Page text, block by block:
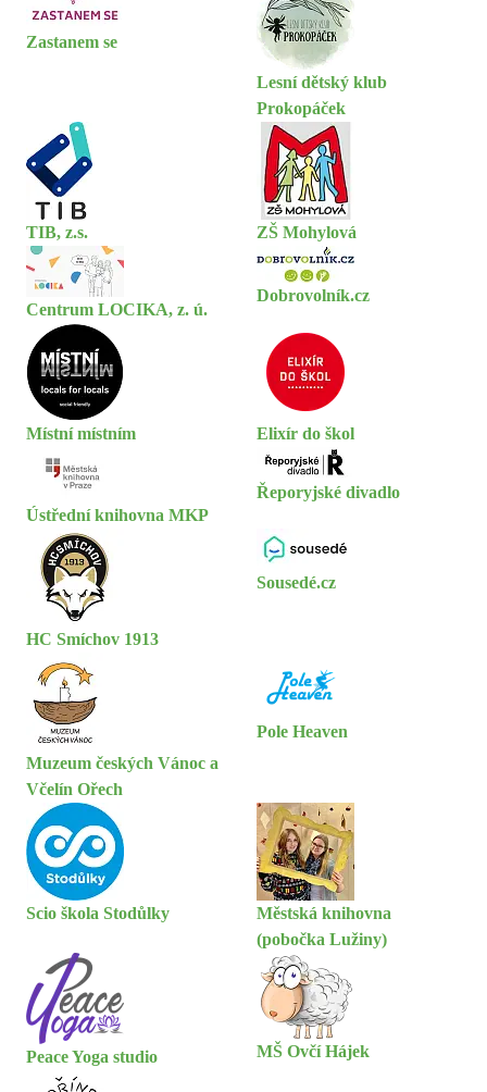
Zastanem se
Lesní dětský klub
Prokopáček
TIB, z.s. ZŠ Mohylová
Centrum LOCIKA, z. ú.
Dobrovolník.cz
Místní místním Elixír do škol
Ústřední knihovna MKP
Řeporyjské divadlo
HC Smíchov 1913
Sousedé.cz
Muzeum českých Vánoc a
Včelín Ořech
Pole Heaven
Scio škola Stodůlky
Městská knihovna
(pobočka Lužiny)
Peace Yoga studio MŠ Ovčí Hájek